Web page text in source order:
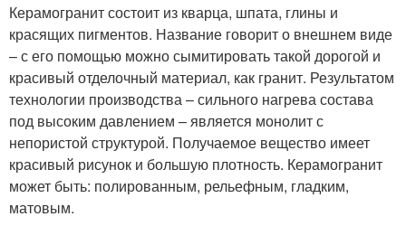
Керамогранит состоит из кварца, шпата, глины и
красящих пигментов. Название говорит о внешнем виде
– с его помощью можно сымитировать такой дорогой и
красивый отделочный материал, как гранит. Результатом
технологии производства – сильного нагрева состава
под высоким давлением – является монолит с
непористой структурой. Получаемое вещество имеет
красивый рисунок и большую плотность. Керамогранит
может быть: полированным, рельефным, гладким,
матовым.